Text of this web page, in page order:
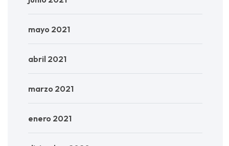
mayo 2021
abril 2021
marzo 2021
enero 2021